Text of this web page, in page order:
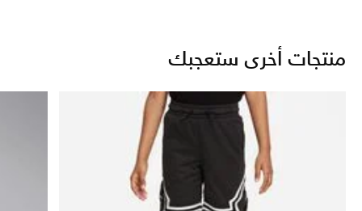
منتجات أخرى ستعجبك